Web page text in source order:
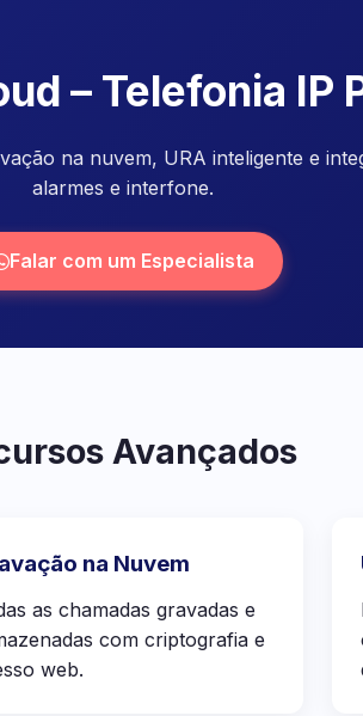
– Telefonia IP
na nuvem, URA inteligente e
alarmes e interfone.
Falar com um Especialista
Avançados
na Nuvem
as chamadas gravadas e
com criptografia e
web.